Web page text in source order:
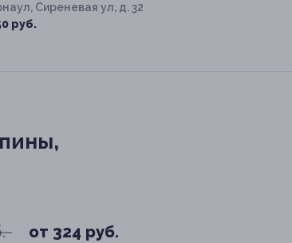
Сиреневая ул, д. 32
руб.
от 324 руб.